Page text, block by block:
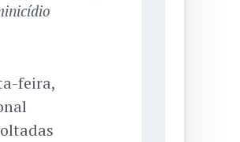
feira,